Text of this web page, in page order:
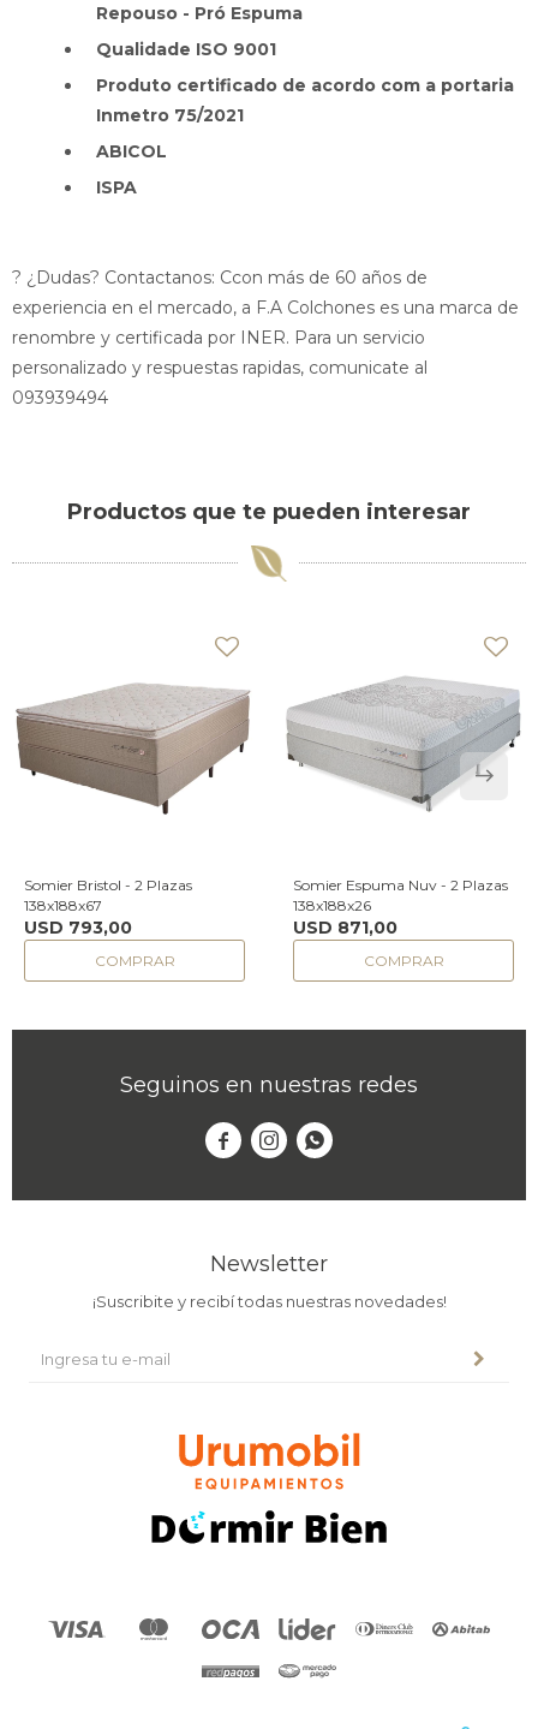
Repouso - Pró Espuma
Qualidade ISO 9001
Produto certificado de acordo com a portaria
Inmetro 75/2021
ABICOL
ISPA
? ¿Dudas? Contactanos: Ccon más de 60 años de
experiencia en el mercado, a F.A Colchones es una marca de
renombre y certificada por INER. Para un servicio
personalizado y respuestas rapidas, comunicate al
093939494
Productos que te pueden interesar
Somier Bristol - 2 Plazas
138x188x67
USD 793,00
Somier Espuma Nuv - 2 Plazas
138x188x26
USD 871,00
Seguinos en nuestras redes
  
Newsletter
¡Suscribite y recibí todas nuestras novedades!